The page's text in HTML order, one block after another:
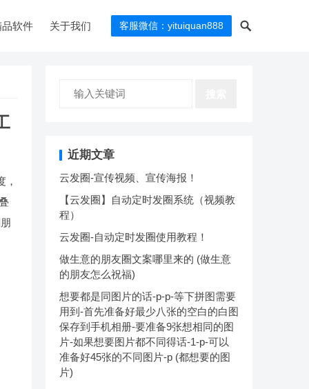
品软件 关于我们 客服微信：yituiquan888
，
近期文章
云发圈-宣传视频、宣传海报！
【云发圈】自动定时发圈系统（视频教
程）
云发圈-自动定时发圈使用教程！
做生意的朋友圈文案哪里来的 (做生意
的朋友怎么祝福)
想要都是同图片的话-p-p-等下拼图需要
用到-首先准备好最少八张的空白的白图
保存到手机相册-要准备9张想相同的图
片-如果想要图片都不同得话-1-p-可以
准备好45张的不同图片-p (都想要的图
片)